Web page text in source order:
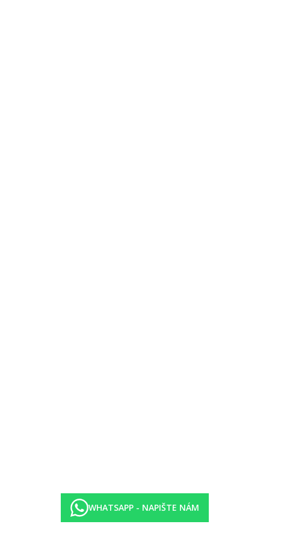
1x za pobyt zdarma, rezervace nutná
WHATSAPP - NAPIŠTE NÁM